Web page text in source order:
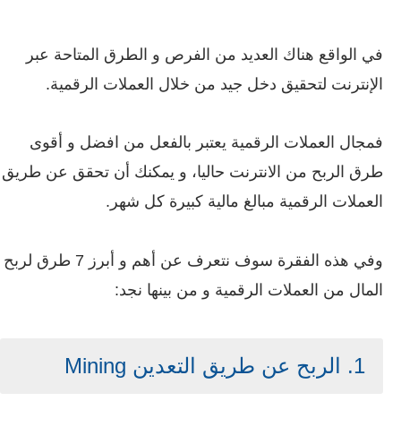
في الواقع هناك العديد من الفرص و الطرق المتاحة عبر
الإنترنت لتحقيق دخل جيد من خلال العملات الرقمية.
فمجال العملات الرقمية يعتبر بالفعل من افضل و أقوى
طرق الربح من الانترنت حاليا، و يمكنك أن تحقق عن طريق
العملات الرقمية مبالغ مالية كبيرة كل شهر.
وفي هذه الفقرة سوف نتعرف عن أهم و أبرز 7 طرق لربح
المال من العملات الرقمية و من بينها نجد:
1. الربح عن طريق التعدين Mining